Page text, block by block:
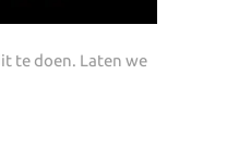
te doen. Laten we